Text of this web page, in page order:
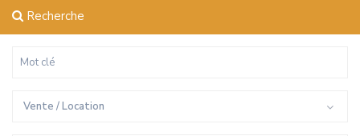
Recherche
Vente / Location